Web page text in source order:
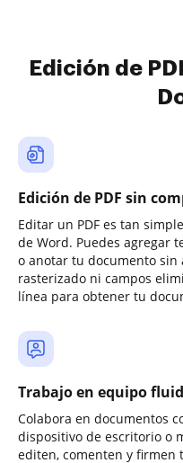
Edición de
Edición de PDF sin
Editar un PDF es tan
de Word. Puedes agregar
o anotar tu documento sin
rasterizado ni campos
línea para obtener tu
Trabajo en equipo
Colabora en documentos
dispositivo de escritorio o
editen, comenten y firmen